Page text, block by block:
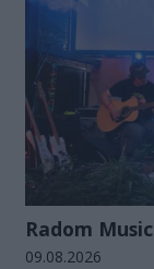
Radom
Data dodania
09.08.2026